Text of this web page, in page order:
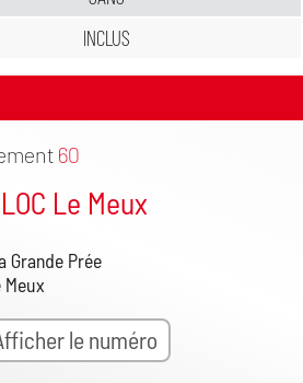
INCLUS
60
Le Meux
Grande Prée
le numéro